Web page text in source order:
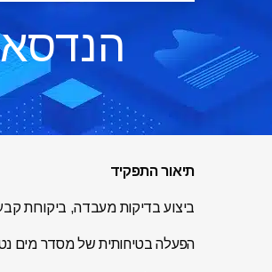
תיאור התפקיד
ביצוע בדיקות מעבדה, ביקורות
הפעלה בטיחותית של מסדר מים